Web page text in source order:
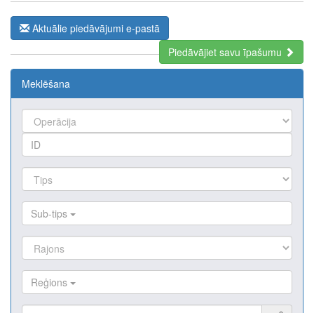
Aktuālie piedāvājumi e-pastā
Piedāvājiet savu īpašumu
Meklēšana
Sub-tips
Reģions